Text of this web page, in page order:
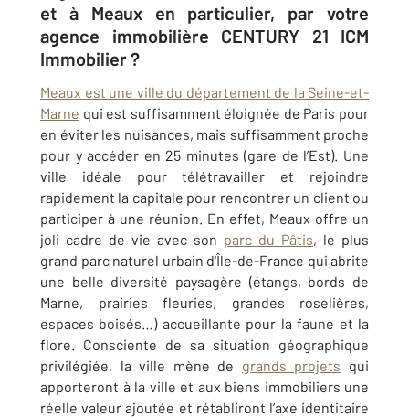
et à Meaux en particulier, par votre
agence immobilière CENTURY 21 ICM
Immobilier ?
Meaux est une ville du département de la Seine-et-
Marne qui est suffisamment éloignée de Paris pour
en éviter les nuisances, mais suffisamment proche
pour y accéder en 25 minutes (gare de l’Est). Une
ville idéale pour télétravailler et rejoindre
rapidement la capitale pour rencontrer un client ou
participer à une réunion. En effet, Meaux offre un
joli cadre de vie avec son parc du Pâtis, le plus
grand parc naturel urbain d'Île-de-France qui abrite
une belle diversité paysagère (étangs, bords de
Marne, prairies fleuries, grandes roselières,
espaces boisés…) accueillante pour la faune et la
flore. Consciente de sa situation géographique
privilégiée, la ville mène de grands projets qui
apporteront à la ville et aux biens immobiliers une
réelle valeur ajoutée et rétabliront l’axe identitaire